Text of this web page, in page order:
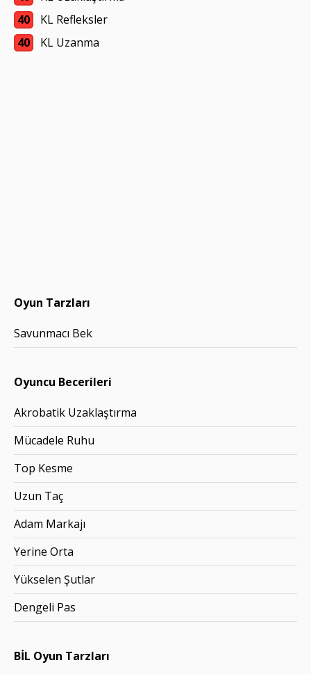
40
KL Refleksler
40
KL Uzanma
Oyun Tarzları
Savunmacı Bek
Oyuncu Becerileri
Akrobatik Uzaklaştırma
Mücadele Ruhu
Top Kesme
Uzun Taç
Adam Markajı
Yerine Orta
Yükselen Şutlar
Dengeli Pas
BİL Oyun Tarzları